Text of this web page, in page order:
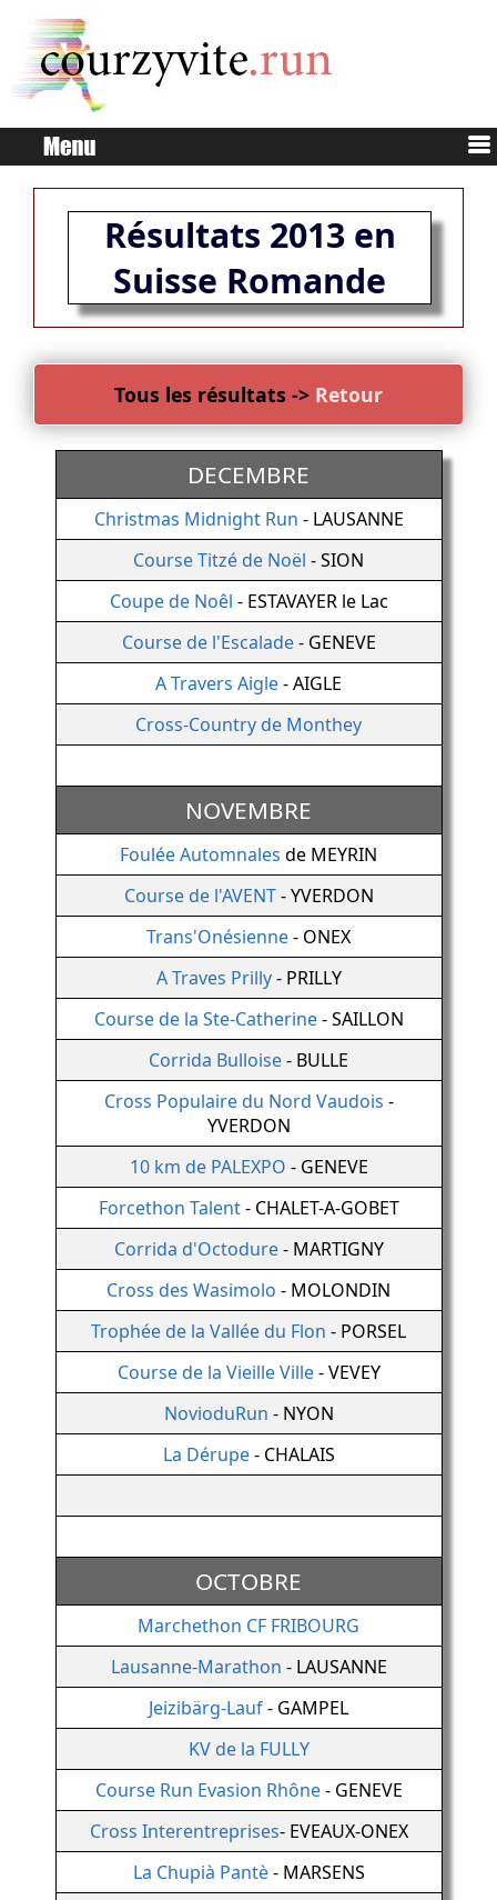
Résultats 2013 en
Suisse Romande
Tous les résultats -> Retour
DECEMBRE
Christmas Midnight Run - LAUSANNE
Course Titzé de Noël - SION
Coupe de Noêl - ESTAVAYER le Lac
Course de l'Escalade- GENEVE
A Travers Aigle- AIGLE
Cross-Country de Monthey
NOVEMBRE
Foulée Automnales de MEYRIN
Course de l'AVENT- YVERDON
Trans'Onésienne- ONEX
A Traves Prilly- PRILLY
Course de la Ste-Catherine- SAILLON
Corrida Bulloise- BULLE
Cross Populaire du Nord Vaudois -
YVERDON
10 km de PALEXPO - GENEVE
Forcethon Talent- CHALET-A-GOBET
Corrida d'Octodure- MARTIGNY
Cross des Wasimolo - MOLONDIN
Trophée de la Vallée du Flon - PORSEL
Course de la Vieille Ville- VEVEY
NovioduRun - NYON
La Dérupe- CHALAIS
OCTOBRE
Marchethon CF FRIBOURG
Lausanne-Marathon - LAUSANNE
Jeizibärg-Lauf- GAMPEL
KV de la FULLY
Course Run Evasion Rhône- GENEVE
Cross Interentreprises- EVEAUX-ONEX
La Chupià Pantè- MARSENS